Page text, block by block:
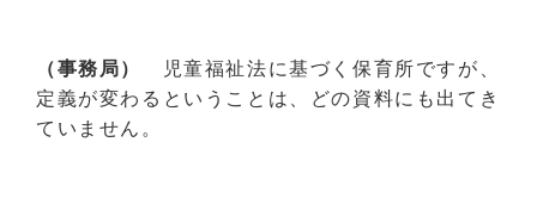
（事務局）
児童福祉法に基づく保育所ですが、
定義が変わるということは、どの資料にも出てき
ていません。